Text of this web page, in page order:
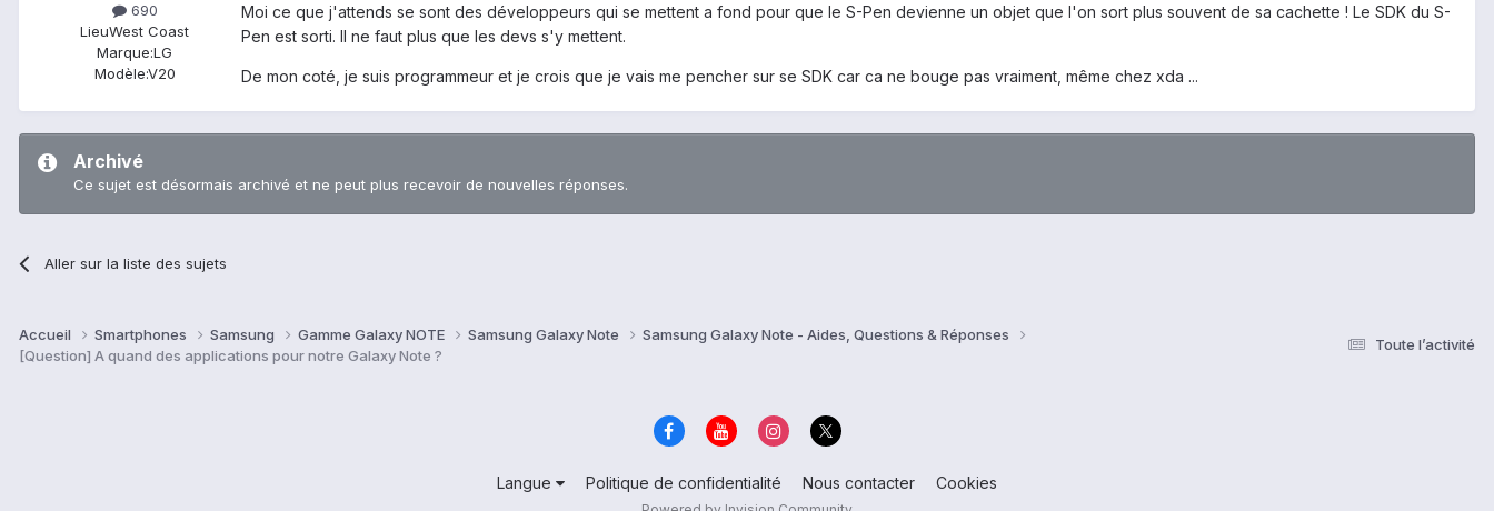
690
LieuWest Coast
Marque:LG
Modèle:V20
Moi ce que j'attends se sont des développeurs qui se mettent a fond pour que le S-Pen devienne un objet que l'on sort plus souvent de sa cachette ! Le SDK du S-
Pen est sorti. Il ne faut plus que les devs s'y mettent.
De mon coté, je suis programmeur et je crois que je vais me pencher sur se SDK car ca ne bouge pas vraiment, même chez xda ...
Archivé
Ce sujet est désormais archivé et ne peut plus recevoir de nouvelles réponses.
Aller sur la liste des sujets
Toute l’activité
Accueil Smartphones Samsung Gamme Galaxy NOTE Samsung Galaxy Note
Samsung Galaxy Note - Aides, Questions & Réponses
[Question] A quand des applications pour notre Galaxy Note ?
Langue Politique de confidentialité Nous contacter Cookies